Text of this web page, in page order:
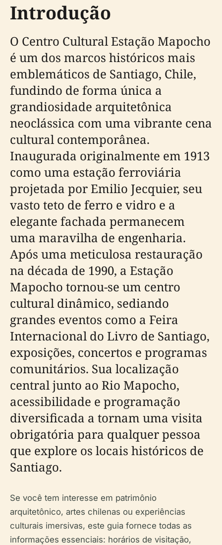
Introdução
O Centro Cultural Estação Mapocho
é um dos marcos históricos mais
emblemáticos de Santiago, Chile,
fundindo de forma única a
grandiosidade arquitetônica
neoclássica com uma vibrante cena
cultural contemporânea.
Inaugurada originalmente em 1913
como uma estação ferroviária
projetada por Emilio Jecquier, seu
vasto teto de ferro e vidro e a
elegante fachada permanecem
uma maravilha de engenharia.
Após uma meticulosa restauração
na década de 1990, a Estação
Mapocho tornou-se um centro
cultural dinâmico, sediando
grandes eventos como a Feira
Internacional do Livro de Santiago,
exposições, concertos e programas
comunitários. Sua localização
central junto ao Rio Mapocho,
acessibilidade e programação
diversificada a tornam uma visita
obrigatória para qualquer pessoa
que explore os locais históricos de
Santiago.
Se você tem interesse em patrimônio
arquitetônico, artes chilenas ou experiências
culturais imersivas, este guia fornece todas as
informações essenciais: horários de visitação,